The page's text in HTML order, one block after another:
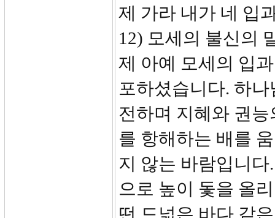
제 가라 내가 네 입
12) 모세의 불신의
제 아예 모세의 입
포하셨습니다. 하
전하며 지혜와 권
를 항해하는 배를
지 않는 바람입니
으로 높이 돛을 올
떤 드넓은 바다 같